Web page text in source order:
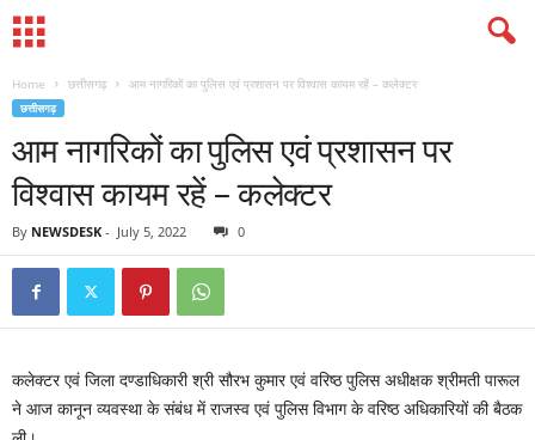
Home छत्तीसगढ़ आम नागरिकों का पुलिस एवं प्रशासन पर विश्वास कायम रहें – कलेक्टर
छत्तीसगढ़
आम नागरिकों का पुलिस एवं प्रशासन पर
विश्वास कायम रहें – कलेक्टर
By NEWSDESK - July 5, 2022 0
कलेक्टर एवं जिला दण्डाधिकारी श्री सौरभ कुमार एवं वरिष्ठ पुलिस अधीक्षक श्रीमती पारूल
ने आज कानून व्यवस्था के संबंध में राजस्व एवं पुलिस विभाग के वरिष्ठ अधिकारियों की बैठक